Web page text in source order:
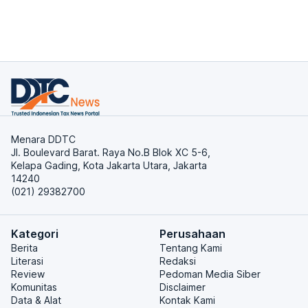
Menara DDTC
Jl. Boulevard Barat. Raya No.B Blok XC 5-6,
Kelapa Gading, Kota Jakarta Utara, Jakarta
14240
(021) 29382700
Kategori
Berita
Literasi
Review
Komunitas
Data & Alat
Perusahaan
Tentang Kami
Redaksi
Pedoman Media Siber
Disclaimer
Kontak Kami